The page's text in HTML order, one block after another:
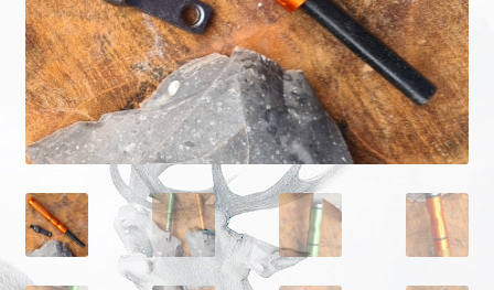
Onze merken